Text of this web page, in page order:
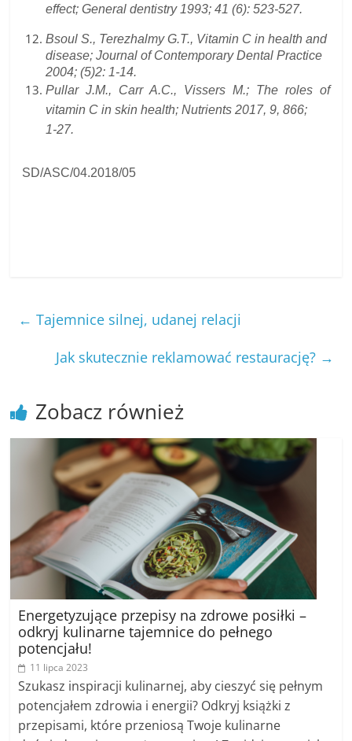
effect; General dentistry 1993; 41 (6): 523-527.
Bsoul S., Terezhalmy G.T., Vitamin C in health and
disease; Journal of Contemporary Dental Practice
2004; (5)2: 1-14.
Pullar J.M., Carr A.C., Vissers M.; The roles of
vitamin C in skin health; Nutrients 2017, 9, 866;
1-27.
SD/ASC/04.2018/05
← Tajemnice silnej, udanej relacji
Jak skutecznie reklamować restaurację? →
Zobacz również
Energetyzujące przepisy na zdrowe posiłki –
odkryj kulinarne tajemnice do pełnego
potencjału!
11 lipca 2023
Szukasz inspiracji kulinarnej, aby cieszyć się pełnym
potencjałem zdrowia i energii? Odkryj książki z
przepisami, które przeniosą Twoje kulinarne